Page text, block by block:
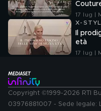
17 lug |
X-
Il
età
17 lug |
Copyright ©1999-2026 RTI
03976881007 - Sede legale: